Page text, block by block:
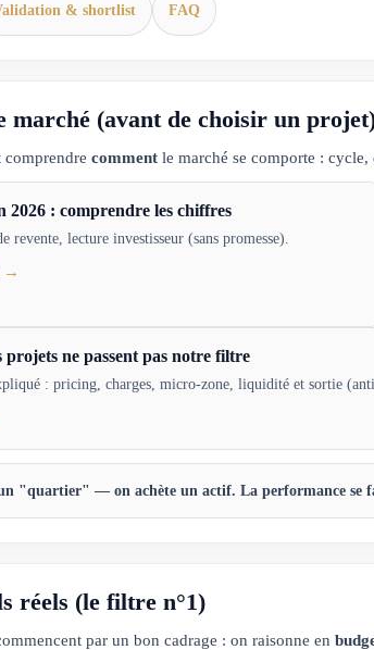
& shortlist FAQ
marché (avant de choisir un
comment le marché se comporte :
2026 : comprendre les chiffres
revente, lecture investisseur (sans promesse).
→
ne passent pas notre filtre
: pricing, charges, micro-zone, liquidité et sortie
"quartier" — on achète un actif. La performance se
réels (le filtre n°1)
par un bon cadrage : on raisonne en